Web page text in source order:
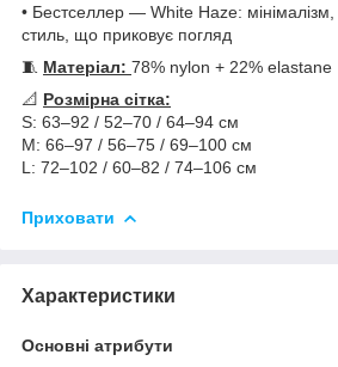
• Бестселлер — White Haze: мінімалізм,
стиль, що приковує погляд
🧵 Матеріал: 78% nylon + 22% elastane
📐 Розмірна сітка:
S: 63–92 / 52–70 / 64–94 см
M: 66–97 / 56–75 / 69–100 см
L: 72–102 / 60–82 / 74–106 см
Приховати
Характеристики
Основні атрибути